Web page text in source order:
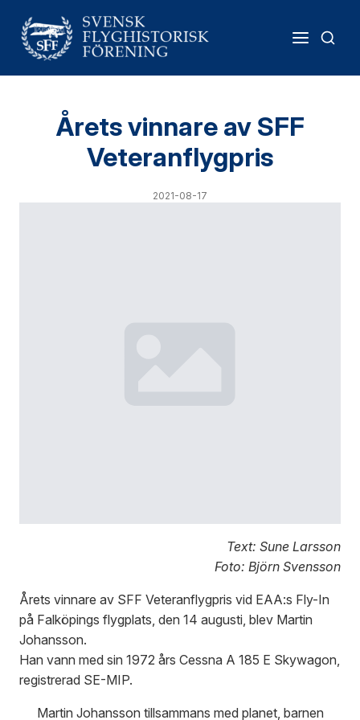
Årets vinnare av SFF
Veteranflygpris
2021-08-17
Text: Sune Larsson
Foto: Björn Svensson
Årets vinnare av SFF Veteranflygpris vid EAA:s Fly-In
på Falköpings flygplats, den 14 augusti, blev Martin
Johansson.
Han vann med sin 1972 års Cessna A 185 E Skywagon,
registrerad SE-MIP.
Martin Johansson tillsammans med planet, barnen